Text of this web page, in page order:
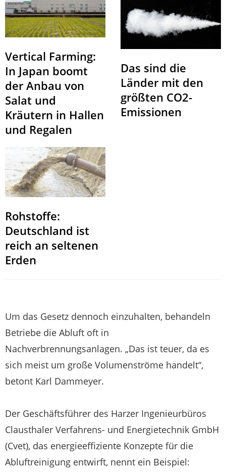
Vertical Farming:
In Japan boomt
der Anbau von
Salat und
Kräutern in Hallen
und Regalen
Das sind die
Länder mit den
größten CO2-
Emissionen
Rohstoffe:
Deutschland ist
reich an seltenen
Erden
Um das Gesetz dennoch einzuhalten, behandeln
Betriebe die Abluft oft in
Nachverbrennungsanlagen. „Das ist teuer, da es
sich meist um große Volumenströme handelt“,
betont Karl Dammeyer.
Der Geschäftsführer des Harzer Ingenieurbüros
Clausthaler Verfahrens- und Energietechnik GmbH
(Cvet), das energieeffiziente Konzepte für die
Abluftreinigung entwirft, nennt ein Beispiel: